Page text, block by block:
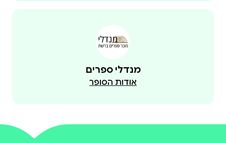
מנדלי ספרים
אודות הסופר